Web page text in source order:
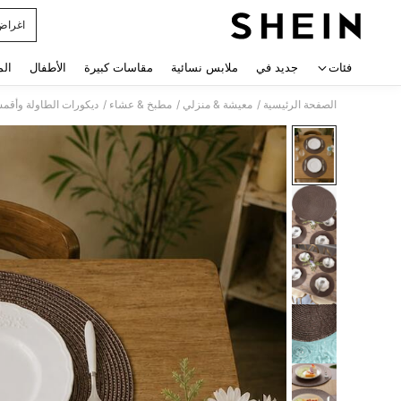
فئات جديد في ملابس نسائية مقاسات كبيرة الأطفال
الصفحة الرئيسية / معيشة & منزلي / مطبخ & عشاء / ديكورات الطاولة